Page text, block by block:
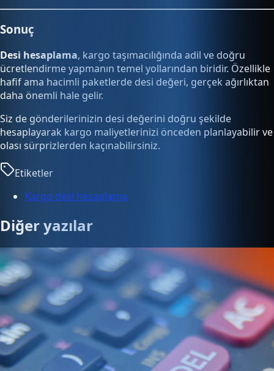
Sonuç
Desi hesaplama, kargo taşımacılığında adil ve doğru
ücretlendirme yapmanın temel yollarından biridir. Özellikle
hafif ama hacimli paketlerde desi değeri, gerçek ağırlıktan
daha önemli hale gelir.
Siz de gönderilerinizin desi değerini doğru şekilde
hesaplayarak kargo maliyetlerinizi önceden planlayabilir ve
olası sürprizlerden kaçınabilirsiniz.
Etiketler
Kargo desi hesaplama
Diğer yazılar